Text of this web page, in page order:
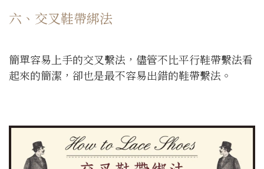
六、交叉鞋帶綁法
簡單容易上手的交叉繫法，儘管不比平行鞋帶繫法看
起來的簡潔，卻也是最不容易出錯的鞋帶繫法。